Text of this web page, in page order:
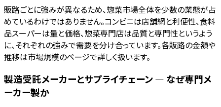
販路ごとに強みが異なるため、惣菜市場全体を少数の業態が占
めているわけではありません。コンビニは店舗網と利便性、食料
品スーパーは量と価格、惣菜専門店は品質と専門性というよう
に、それぞれの強みで需要を分け合っています。各販路の金額や
推移は市場規模のページで詳しく扱います。
製造受託メーカーとサプライチェーン — なぜ専門メ
ーカー製か